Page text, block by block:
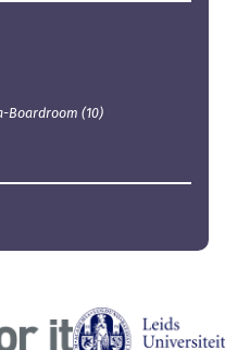
Boardroom (10)